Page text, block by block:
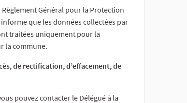
Général pour la Protection
informe que les données collectées par
traitées uniquement pour la
la commune.
de rectification, d’effacement, de
pouvez contacter le Délégué à la